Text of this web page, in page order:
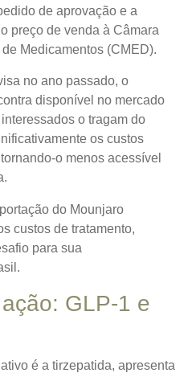
de aprovação e a
preço de venda à Câmara
Medicamentos (CMED).
no ano passado, o
disponível no mercado
o tragam do
os custos
o menos acessível
do Mounjaro
custos de tratamento,
para sua
GLP-1 e
é a tirzepatida, apresenta